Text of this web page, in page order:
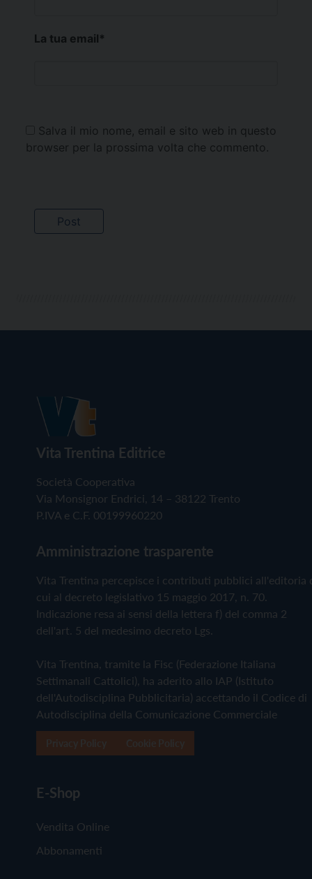
La tua email*
Salva il mio nome, email e sito web in questo
browser per la prossima volta che commento.
Vita Trentina Editrice
Società Cooperativa
Via Monsignor Endrici, 14 – 38122 Trento
P.IVA e C.F. 00199960220
Amministrazione trasparente
Vita Trentina percepisce i contributi pubblici all'editoria
cui al decreto legislativo 15 maggio 2017, n. 70.
Indicazione resa ai sensi della lettera f) del comma 2
dell'art. 5 del medesimo decreto Lgs.
Vita Trentina, tramite la Fisc (Federazione Italiana
Settimanali Cattolici), ha aderito allo IAP (Istituto
dell'Autodisciplina Pubblicitaria) accettando il Codice di
Autodisciplina della Comunicazione Commerciale
E-Shop
Vendita Online
Abbonamenti